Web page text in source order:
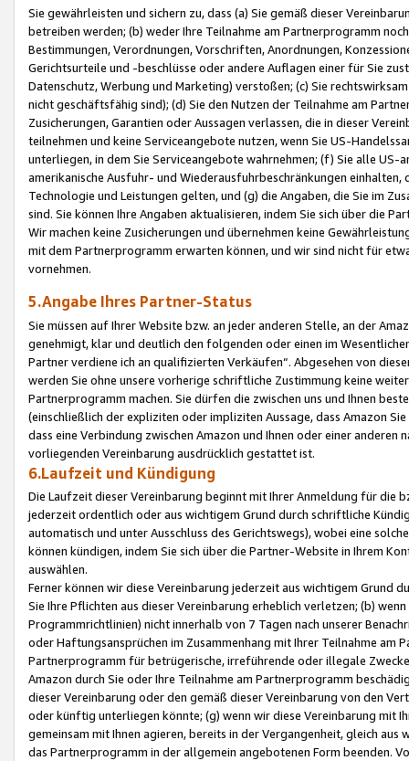
Sie gewährleisten und sichern zu, dass (a) Sie gemäß dieser
betreiben werden; (b) weder Ihre Teilnahme am Partnerprogramm
Bestimmungen, Verordnungen, Vorschriften, Anordnungen,
Gerichtsurteile und -beschlüsse oder andere Auflagen einer für Sie
Datenschutz, Werbung und Marketing) verstoßen; (c) Sie
nicht geschäftsfähig sind); (d) Sie den Nutzen der Teilnahme am
Zusicherungen, Garantien oder Aussagen verlassen, die in dieser
teilnehmen und keine Serviceangebote nutzen, wenn Sie US-
unterliegen, in dem Sie Serviceangebote wahrnehmen; (f) Sie alle
amerikanische Ausfuhr- und Wiederausfuhrbeschränkungen
Technologie und Leistungen gelten, und (g) die Angaben, die Sie im
sind. Sie können Ihre Angaben aktualisieren, indem Sie sich über die
Wir machen keine Zusicherungen und übernehmen keine
mit dem Partnerprogramm erwarten können, und wir sind nicht für
vornehmen.
5.Angabe Ihres Partner-Status
Sie müssen auf Ihrer Website bzw. an jeder anderen Stelle, an der
genehmigt, klar und deutlich den folgenden oder einen im
Partner verdiene ich an qualifizierten Verkäufen“. Abgesehen von
werden Sie ohne unsere vorherige schriftliche Zustimmung keine
Partnerprogramm machen. Sie dürfen die zwischen uns und Ihnen
(einschließlich der expliziten oder impliziten Aussage, dass Amazon
dass eine Verbindung zwischen Amazon und Ihnen oder einer
vorliegenden Vereinbarung ausdrücklich gestattet ist.
6.Laufzeit und Kündigung
Die Laufzeit dieser Vereinbarung beginnt mit Ihrer Anmeldung für die
jederzeit ordentlich oder aus wichtigem Grund durch schriftliche
automatisch und unter Ausschluss des Gerichtswegs), wobei eine
können kündigen, indem Sie sich über die Partner-Website in Ihrem
auswählen.
Ferner können wir diese Vereinbarung jederzeit aus wichtigem Grund
Sie Ihre Pflichten aus dieser Vereinbarung erheblich verletzen; (b)
Programmrichtlinien) nicht innerhalb von 7 Tagen nach unserer
oder Haftungsansprüchen im Zusammenhang mit Ihrer Teilnahme am
Partnerprogramm für betrügerische, irreführende oder illegale
Amazon durch Sie oder Ihre Teilnahme am Partnerprogramm
dieser Vereinbarung oder den gemäß dieser Vereinbarung von den
oder künftig unterliegen könnte; (g) wenn wir diese Vereinbarung mit
gemeinsam mit Ihnen agieren, bereits in der Vergangenheit, gleich
das Partnerprogramm in der allgemein angebotenen Form beenden.